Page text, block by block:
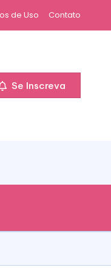
de Uso Contato
Se Inscreva